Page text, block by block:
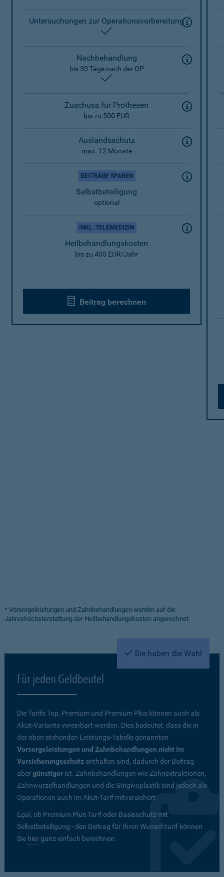
Untersuchungen zur Operationsvorbereitung
Nachbehandlung
bis 30 Tage nach der OP
Zuschuss für Prothesen
bis zu 500 EUR
Auslandsschutz
max. 12 Monate
BEITRÄGE SPAREN
Selbstbeteiligung
optional
INKL. TELEMEDIZIN
Heilbehandlungskosten
bis zu 400 EUR/Jahr
Beitrag berechnen
* Vorsorgeleistungen und Zahnbehandlungen werden auf die
Jahreshöchsterstattung der Heilbehandlungskosten angerechnet.
Sie haben die Wahl
Für jeden Geldbeutel
Die Tarife Top, Premium und Premium Plus können auch als
Akut-Variante vereinbart werden. Dies bedeutet, dass die in
der oben stehenden Leistungs-Tabelle genannten
Vorsorgeleistungen und Zahnbehandlungen nicht im
Versicherungsschutzenthalten sind, dadurch der Beitrag
abergünstiger ist. Zahnbehandlungen wie Zahnextraktionen,
Zahnwurzelhandlungen und die Gingivoplastik sind jedoch als
Operationen auch im Akut-Tarif mitversichert.
Egal, ob Premium Plus Tarif oder Basisschutz mit
Selbstbeteiligung - den Beitrag für Ihren Wunschtarif können
Sie hierganz einfach berechnen.